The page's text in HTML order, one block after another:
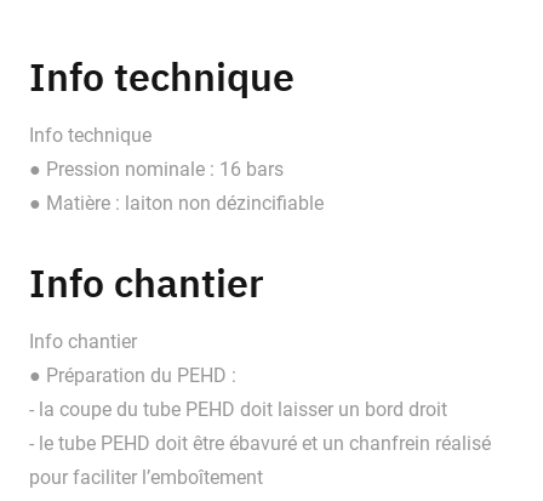
Info technique
Info technique
● Pression nominale : 16 bars
● Matière : laiton non dézincifiable
Info chantier
Info chantier
● Préparation du PEHD :
- la coupe du tube PEHD doit laisser un bord droit
- le tube PEHD doit être ébavuré et un chanfrein réalisé
pour faciliter l’emboîtement